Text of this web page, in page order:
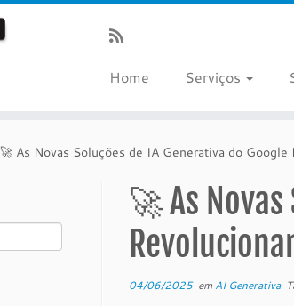
Home Serviços
🚀 As Novas Soluções de IA Generativa do Google
🚀 As
04/06/2025em AI Generativa